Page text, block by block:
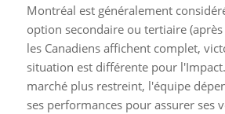
Montréal est généralement
option secondaire ou tertiaire (après
les Canadiens affichent complet,
situation est différente pour
marché plus restreint, l'équipe
ses performances pour assurer ses